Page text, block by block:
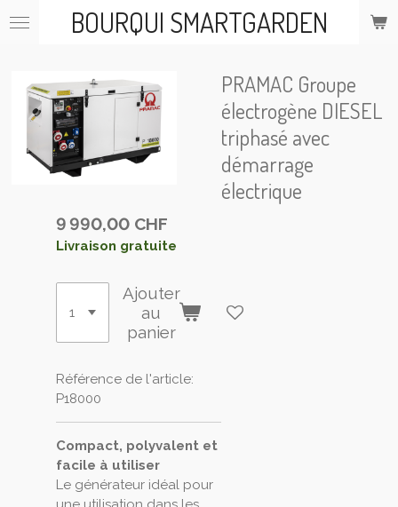
Passer
BOURQUI SMARTGARDEN
PRAMAC Groupe
électrogène DIESEL
triphasé avec
démarrage
électrique
9 990,00 CHF
Livraison gratuite
Ajouter
au
panier
Référence de l'article:
P18000
Compact, polyvalent et
facile à utiliser
Le générateur idéal pour